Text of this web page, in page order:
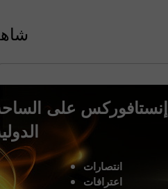
إنستافوركس على
انتصارات
اعترافات